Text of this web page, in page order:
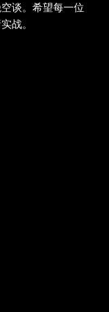
谈。希望每一位
战。